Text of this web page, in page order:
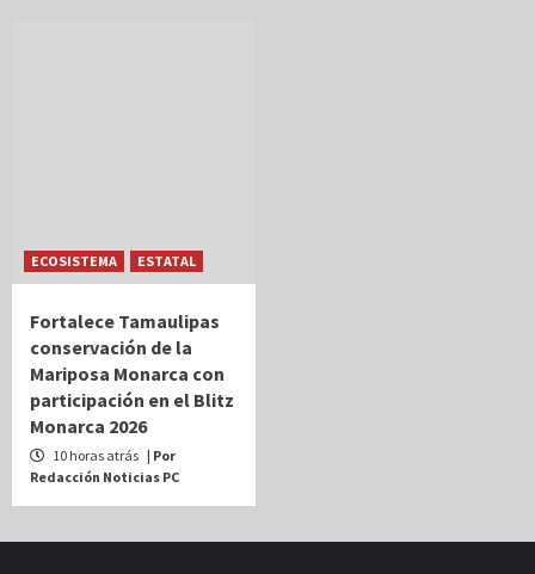
ECOSISTEMA ESTATAL
Fortalece Tamaulipas
conservación de la
Mariposa Monarca con
participación en el Blitz
Monarca 2026
10 horas atrás | Por
Redacción Noticias PC